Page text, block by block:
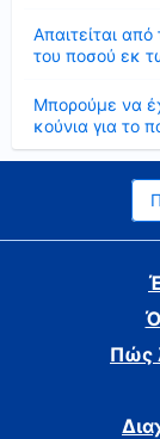
Απαιτείται
του ποσού εκ
Μπορούμε να
κούνια για το
Πώς